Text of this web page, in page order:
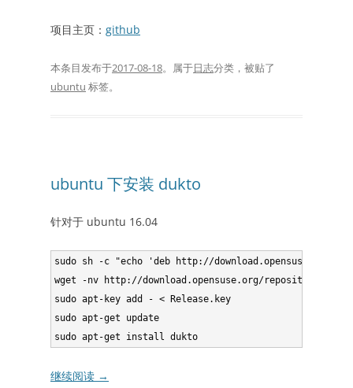
项目主页： github
本条目发布于2017-08-18。属于日志分类，被贴了
ubuntu 标签。
ubuntu 下安装 dukto
针对于 ubuntu 16.04
sudo sh -c "echo 'deb http://download.opensuse.org/
wget -nv http://download.opensuse.org/repositories/
sudo apt-key add - < Release.key
sudo apt-get update
继续阅读 →